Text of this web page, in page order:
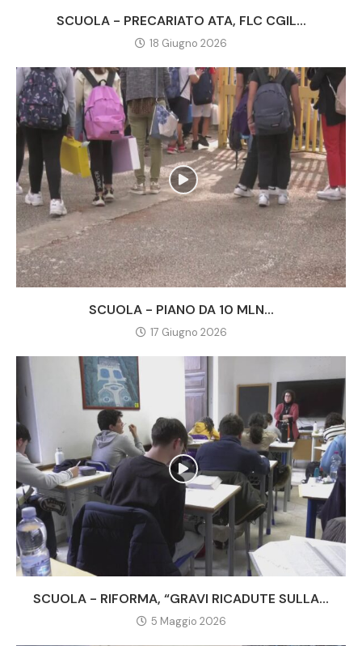
SCUOLA - PRECARIATO ATA, FLC CGIL...
18 Giugno 2026
SCUOLA - PIANO DA 10 MLN...
17 Giugno 2026
SCUOLA - RIFORMA, “GRAVI RICADUTE SULLA...
5 Maggio 2026